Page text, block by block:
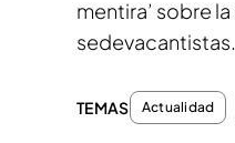
mentira’ sobre
sedevacantistas.
TEMAS Actualidad